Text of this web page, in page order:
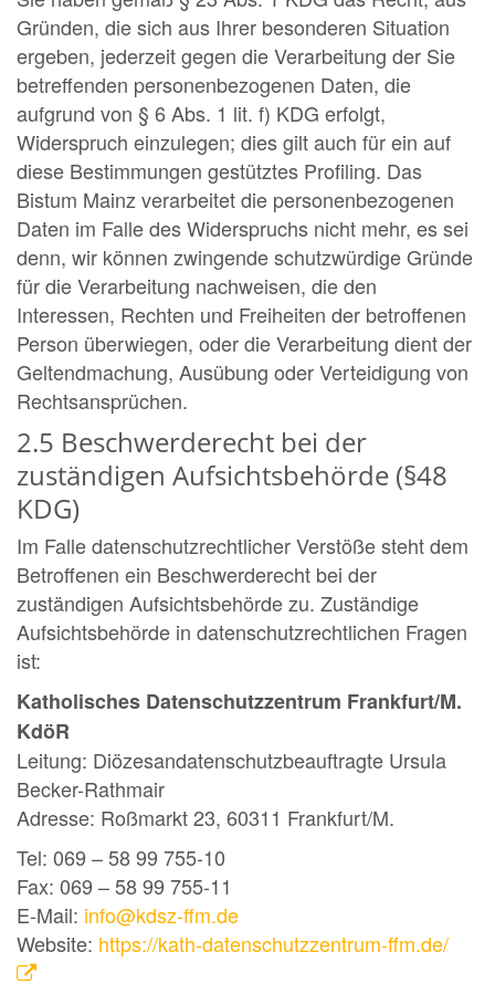
Gründen, die sich aus Ihrer besonderen Situation
ergeben, jederzeit gegen die Verarbeitung der Sie
betreffenden personenbezogenen Daten, die
aufgrund von § 6 Abs. 1 lit. f) KDG erfolgt,
Widerspruch einzulegen; dies gilt auch für ein auf
diese Bestimmungen gestütztes Profiling. Das
Bistum Mainz verarbeitet die personenbezogenen
Daten im Falle des Widerspruchs nicht mehr, es sei
denn, wir können zwingende schutzwürdige Gründe
für die Verarbeitung nachweisen, die den
Interessen, Rechten und Freiheiten der betroffenen
Person überwiegen, oder die Verarbeitung dient der
Geltendmachung, Ausübung oder Verteidigung von
Rechtsansprüchen.
2.5 Beschwerderecht bei der
zuständigen Aufsichtsbehörde (§48
KDG)
Im Falle datenschutzrechtlicher Verstöße steht dem
Betroffenen ein Beschwerderecht bei der
zuständigen Aufsichtsbehörde zu. Zuständige
Aufsichtsbehörde in datenschutzrechtlichen Fragen
ist:
Katholisches Datenschutzzentrum Frankfurt/M.
KdöR
Leitung: Diözesandatenschutzbeauftragte Ursula
Becker-Rathmair
Adresse: Roßmarkt 23, 60311 Frankfurt/M.
Tel: 069 – 58 99 755-10
Fax: 069 – 58 99 755-11
E-Mail: info@kdsz-ffm.de
Website: https://kath-datenschutzzentrum-ffm.de/